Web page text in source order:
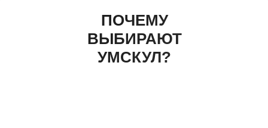
ПОЧЕМУ
ВЫБИРАЮТ
УМСКУЛ?